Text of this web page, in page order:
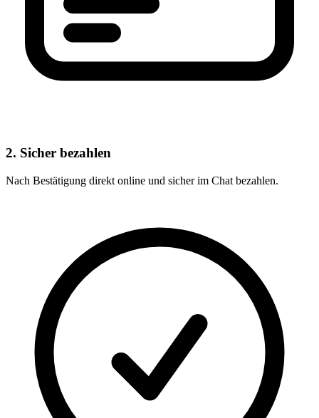
2. Sicher bezahlen
Nach Bestätigung direkt online und sicher im Chat bezahlen.